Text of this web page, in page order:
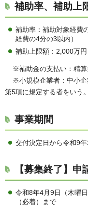
補助率、補助上
補助率：補助対象経費
経費の4分の3以内）
補助上限額：2,000万円
※補助金の支払い：精算
※小規模企業者：中小企
第5項に規定する者をいう。
事業期間
交付決定日から令和9
【募集終了】申
令和8年4月9日（木曜
（必着）まで